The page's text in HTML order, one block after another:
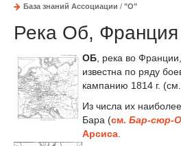
База знаний Ассоциации / "О"
Река Об, Франция
ОБ , река во
известна по ряду
кампанию 1814 г. (см.
Из числа их
Бара (см. Бар-сюр-
Арсиса